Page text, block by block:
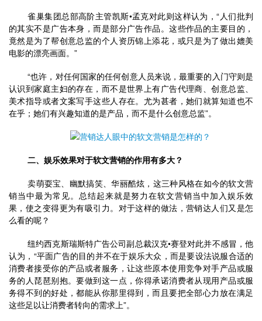
	雀巢集团总部高阶主管凯斯•孟克对此则这样认为，“人们批判
的其实不是广告本身，而是部分广告作品。这些作品的主要目的，
竟然是为了帮创意总监的个人资历锦上添花，或只是为了做出媲美
电影的漂亮画面。”
	“也许，对任何国家的任何创意人员来说，最重要的入门守则是
认识到家庭主妇的存在，而不是世界上有广告代理商、创意总监、
美术指导或者文案写手这些人存在。尤为甚者，她们就算知道也不
在乎；她们有兴趣知道的是产品，而不是什么创意总监”。
二、娱乐效果对于软文营销的作用有多大？
	卖萌耍宝、幽默搞笑、华丽酷炫，这三种风格在如今的软文营
销当中最为常见。总结起来就是努力在软文营销当中加入娱乐效
果，使之变得更为有吸引力。对于这样的做法，营销达人们又是怎
么看的呢？
	纽约西克斯瑞斯特广告公司副总裁汉克•赛登对此并不感冒，他
认为，“平面广告的目的并不在于娱乐大众，而是要设法说服合适的
消费者接受你的产品或者服务，让这些原本使用竞争对手产品或服
务的人琵琶别抱。要做到这一点，你得承诺消费者从现用产品或服
务得不到的好处，都能从你那里得到，而且要把全部心力放在满足
这些足以让消费者转向的需求上”。